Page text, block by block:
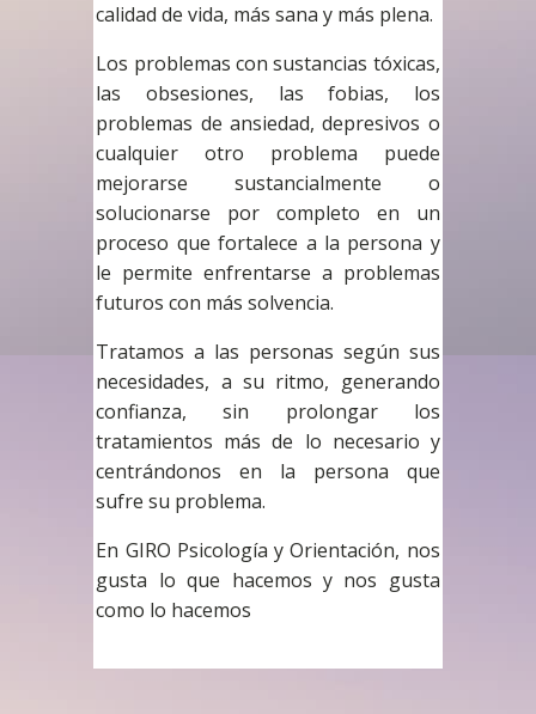
calidad de vida, más sana y más plena.
Los problemas con sustancias tóxicas,
las obsesiones, las fobias, los
problemas de ansiedad, depresivos o
cualquier otro problema puede
mejorarse sustancialmente o
solucionarse por completo en un
proceso que fortalece a la persona y
le permite enfrentarse a problemas
futuros con más solvencia.
Tratamos a las personas según sus
necesidades, a su ritmo, generando
confianza, sin prolongar los
tratamientos más de lo necesario y
centrándonos en la persona que
sufre su problema.
En GIRO Psicología y Orientación, nos
gusta lo que hacemos y nos gusta
como lo hacemos